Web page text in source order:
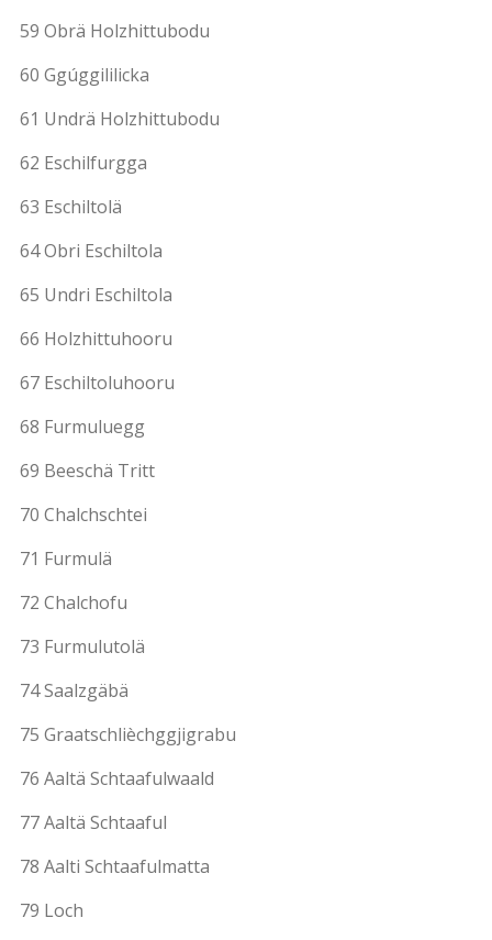
59 Obrä Holzhittubodu
60 Ggúggililicka
61 Undrä Holzhittubodu
62 Eschilfurgga
63 Eschiltolä
64 Obri Eschiltola
65 Undri Eschiltola
66 Holzhittuhooru
67 Eschiltoluhooru
68 Furmuluegg
69 Beeschä Tritt
70 Chalchschtei
71 Furmulä
72 Chalchofu
73 Furmulutolä
74 Saalzgäbä
75 Graatschlièchggjigrabu
76 Aaltä Schtaafulwaald
77 Aaltä Schtaaful
78 Aalti Schtaafulmatta
79 Loch